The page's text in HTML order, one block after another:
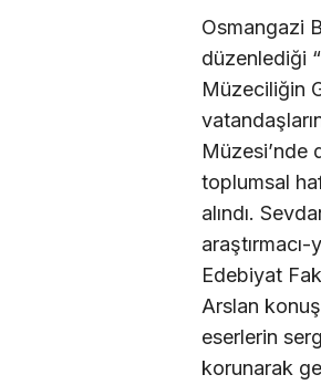
Osmangazi
düzenlediği
Müzeciliğin
Müzesi’nde
toplumsal
alındı.
Edebiyat
Arslan
eserlerin
korunarak